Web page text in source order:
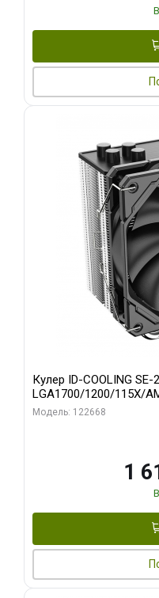
Кулер ID-COOLING SE-
LGA1700/1200/115X/
PWM, 4 тепл.трубки
Модель: 122668
1